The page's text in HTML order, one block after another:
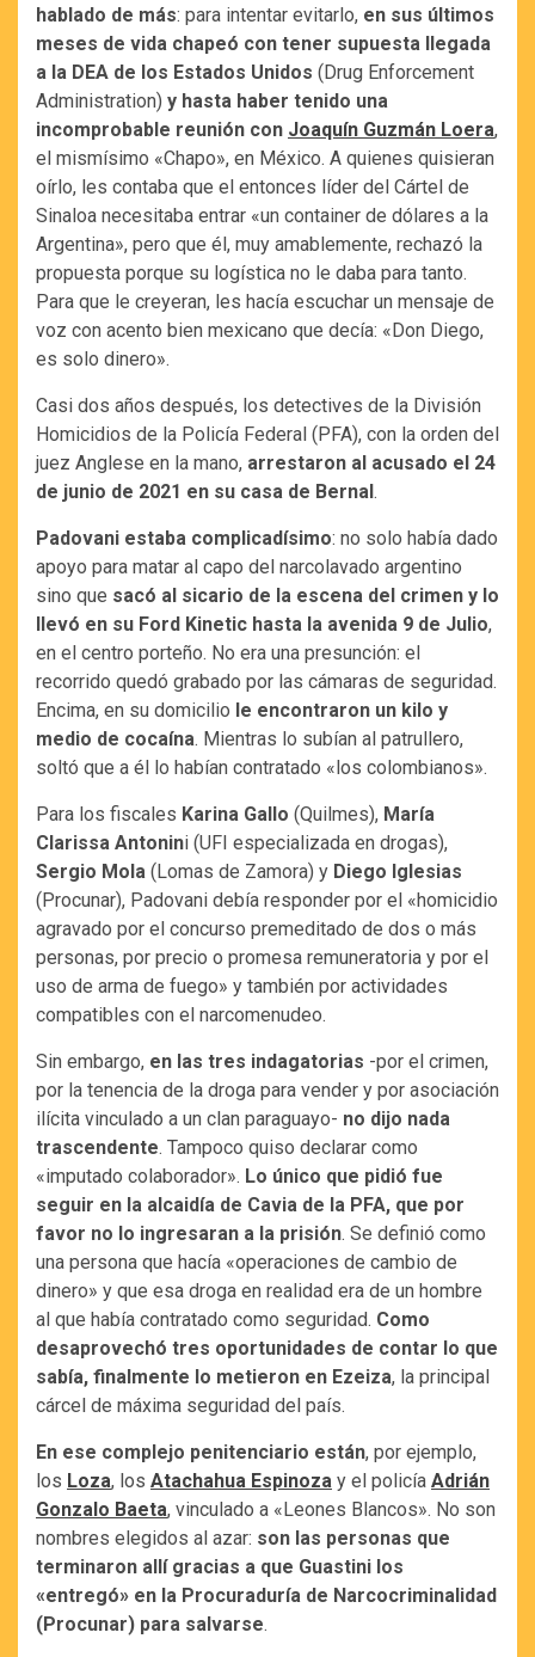
hablado de más: para intentar evitarlo, en sus últimos
meses de vida chapeó con tener supuesta llegada
a la DEA de los Estados Unidos (Drug Enforcement
Administration) y hasta haber tenido una
incomprobable reunión con Joaquín Guzmán Loera,
el mismísimo «Chapo», en México. A quienes quisieran
oírlo, les contaba que el entonces líder del Cártel de
Sinaloa necesitaba entrar «un container de dólares a la
Argentina», pero que él, muy amablemente, rechazó la
propuesta porque su logística no le daba para tanto.
Para que le creyeran, les hacía escuchar un mensaje de
voz con acento bien mexicano que decía: «Don Diego,
es solo dinero».
Casi dos años después, los detectives de la División
Homicidios de la Policía Federal (PFA), con la orden del
juez Anglese en la mano, arrestaron al acusado el 24
de junio de 2021 en su casa de Bernal.
Padovani estaba complicadísimo: no solo había dado
apoyo para matar al capo del narcolavado argentino
sino que sacó al sicario de la escena del crimen y lo
llevó en su Ford Kinetic hasta la avenida 9 de Julio,
en el centro porteño. No era una presunción: el
recorrido quedó grabado por las cámaras de seguridad.
Encima, en su domicilio le encontraron un kilo y
medio de cocaína. Mientras lo subían al patrullero,
soltó que a él lo habían contratado «los colombianos».
Para los fiscales Karina Gallo (Quilmes), María
Clarissa Antonini (UFI especializada en drogas),
Sergio Mola (Lomas de Zamora) y Diego Iglesias
(Procunar), Padovani debía responder por el «homicidio
agravado por el concurso premeditado de dos o más
personas, por precio o promesa remuneratoria y por el
uso de arma de fuego» y también por actividades
compatibles con el narcomenudeo.
Sin embargo, en las tres indagatorias -por el crimen,
por la tenencia de la droga para vender y por asociación
ilícita vinculado a un clan paraguayo- no dijo nada
trascendente. Tampoco quiso declarar como
«imputado colaborador». Lo único que pidió fue
seguir en la alcaidía de Cavia de la PFA, que por
favor no lo ingresaran a la prisión. Se definió como
una persona que hacía «operaciones de cambio de
dinero» y que esa droga en realidad era de un hombre
al que había contratado como seguridad. Como
desaprovechó tres oportunidades de contar lo que
sabía, finalmente lo metieron en Ezeiza, la principal
cárcel de máxima seguridad del país.
En ese complejo penitenciario están, por ejemplo,
los Loza, los Atachahua Espinoza y el policía Adrián
Gonzalo Baeta, vinculado a «Leones Blancos». No son
nombres elegidos al azar: son las personas que
terminaron allí gracias a que Guastini los
«entregó» en la Procuraduría de Narcocriminalidad
(Procunar) para salvarse.